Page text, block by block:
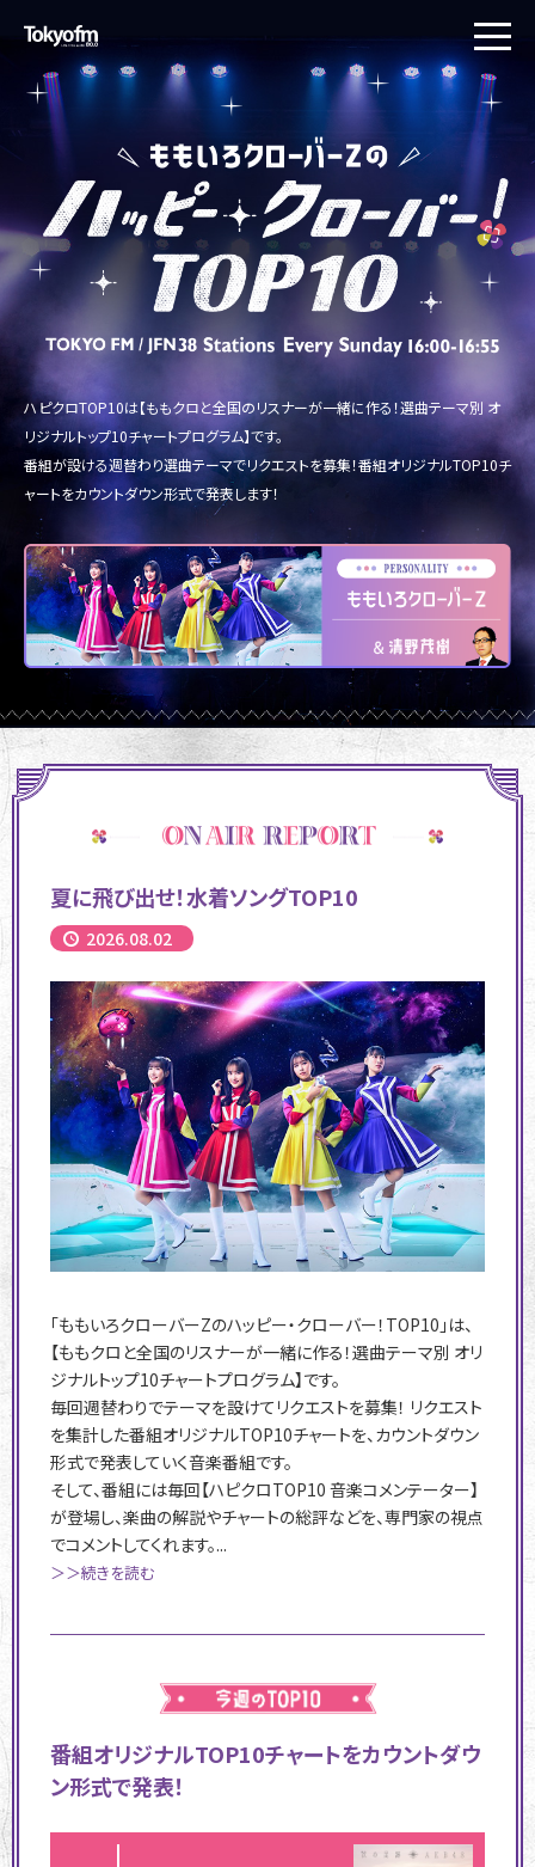
toggle
ハピクロTOP10は【ももクロと全国のリスナーが一緒に作る！選曲テーマ別 オ
リジナルトップ10チャートプログラム】です。
番組が設ける週替わり選曲テーマでリクエストを募集！番組オリジナルTOP10チ
ャートをカウントダウン形式で発表します！
夏に飛び出せ！水着ソングTOP10
2026.08.02
「ももいろクローバーZのハッピー・クローバー！TOP10」は、
【ももクロと全国のリスナーが一緒に作る！選曲テーマ別 オリ
ジナルトップ10チャートプログラム】です。
毎回週替わりでテーマを設けてリクエストを募集！ リクエスト
を集計した番組オリジナルTOP10チャートを、カウントダウン
形式で発表していく音楽番組です。
そして、番組には毎回【ハピクロTOP10 音楽コメンテーター】
が登場し、楽曲の解説やチャートの総評などを、専門家の視点
でコメントしてくれます。...
＞＞続きを読む
番組オリジナルTOP10チャートをカウントダウ
ン形式で発表！